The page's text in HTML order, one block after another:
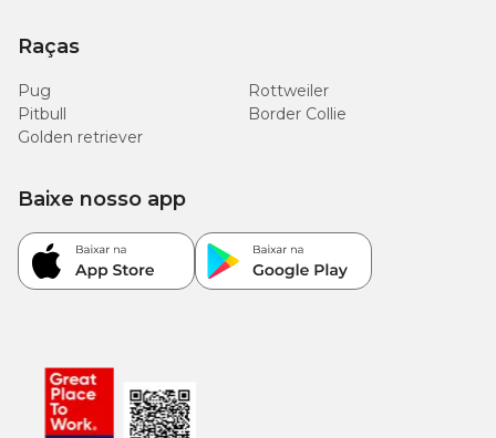
Raças
Pug
Rottweiler
Pitbull
Border Collie
Golden retriever
Baixe nosso app